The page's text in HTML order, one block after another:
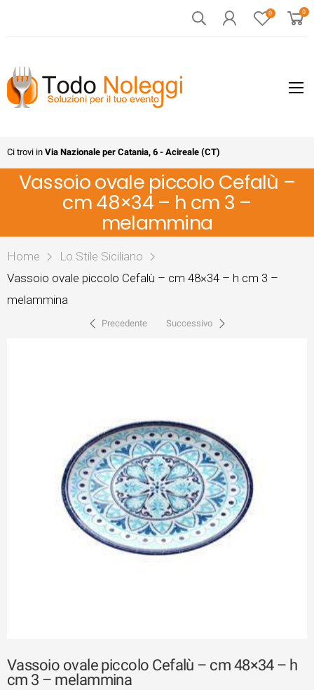
0 0
Ci trovi in Via Nazionale per Catania, 6 - Acireale (CT)
Vassoio ovale piccolo Cefalù –
cm 48×34 – h cm 3 –
melammina
Home
Lo Stile Siciliano
Vassoio ovale piccolo Cefalù – cm 48×34 – h cm 3 –
melammina
Precedente Successivo
Vassoio ovale piccolo Cefalù – cm 48×34 – h
cm 3 – melammina